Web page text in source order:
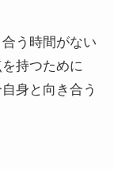
う時間がない
持つために
身と向き合う